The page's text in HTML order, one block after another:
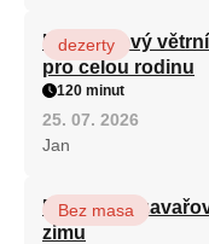
Karamelový
pro celou rodinu
dezerty
120 minut
25. 07. 2026
Jan
Babiččino
zimu
Bez masa